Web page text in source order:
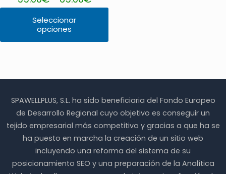
de
Seleccionar
opciones
pueden
elegir
en
página
producto
SPAWELLPLUS, S.L. ha sido beneficiaria del Fondo Europeo
de Desarrollo Regional cuyo objetivo es conseguir un
tejido empresarial más competitivo y gracias a que ha se
ha puesto en marcha la creación de un sitio web
incluyendo una reforma del sistema de su
posicionamiento SEO y una preparación de la Analítica